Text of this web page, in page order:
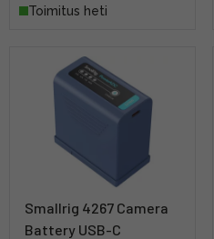
Toimitus heti
Smallrig 4267 Camera
Battery USB-C